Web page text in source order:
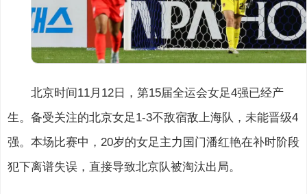
北京时间11月12日，第15届全运会女足4强已经产
生。备受关注的北京女足1-3不敌宿敌上海队，未能晋级4
强。本场比赛中，20岁的女足主力国门潘红艳在补时阶段
犯下离谱失误，直接导致北京队被淘汰出局。